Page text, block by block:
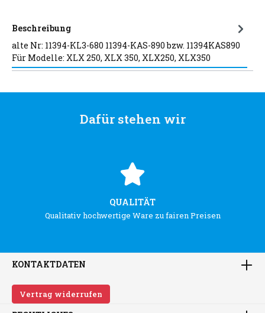
Beschreibung
alte Nr: 11394-KL3-680 11394-KAS-890 bzw. 11394KAS890
Für Modelle: XLX 250, XLX 350, XLX250, XLX350
Dafür stehen wir
QUALITÄT
Qualitativ hochwertige Ware zu fairen Preisen
KONTAKTDATEN
Vertrag widerrufen